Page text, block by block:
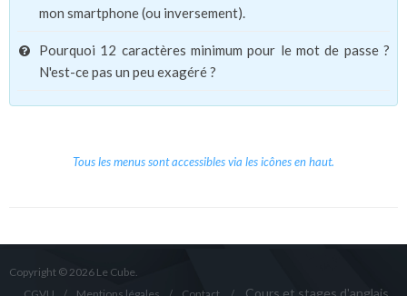
mon smartphone (ou inversement).
Pourquoi 12 caractères minimum pour le mot de passe ?
N'est-ce pas un peu exagéré ?
Tous les menus sont accessibles via les icônes en haut.
Copyright © 2026 Le Cube.
Cours et stages d'anglais